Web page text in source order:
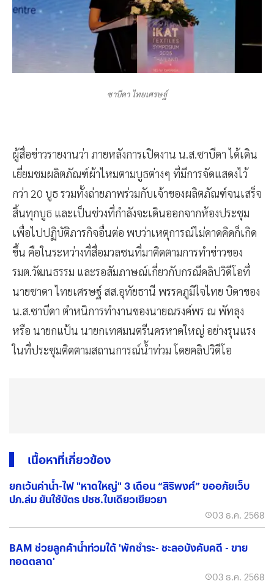
ซาบีดา ไทยเศรษฐ์
ผู้สื่อข่าวรายงานว่า ภายหลังการเปิดงาน น.ส.ซาบีดา ได้เดิน
เยี่ยมชมผลิตภัณฑ์ผ้าไหมตามบูธต่างๆ ที่มีการจัดแสดงไว้
กว่า 20 บูธ รวมทั้งถ่ายภาพร่วมกับเจ้าของผลิตภัณฑ์จนเสร็จ
สิ้นทุกบูธ และเป็นช่วงที่กำลังจะเดินออกจากห้องประชุม
เพื่อไปปฏิบัติภารกิจอื่นต่อ พบว่าเหตุการณ์ไม่คาดคิดก็เกิด
ขึ้น คือในระหว่างที่สื่อมวลชนที่มาติดตามการทำข่าวของ
รมต.วัฒนธรรม และรอสัมภาษณ์เกี่ยวกับกรณีคลิปวิดีโอที่
นายชาดา ไทยเศรษฐ์ สส.อุทัยธานี พรรคภูมิใจไทย บิดาของ
น.ส.ซาบีดา ตำหนิการทำงานของนายณรงค์พร ณ พัทลุง
หรือ นายกแป้น นายกเทศมนตรีนครหาดใหญ่ อย่างรุนแรง
ในที่ประชุมติดตามสถานการณ์น้ำท่วม โดยคลิปวิดีโอ
เนื้อหาที่เกี่ยวข้อง
ยกเว้นค่าน้ำ-ไฟ "หาดใหญ่" 3 เดือน “สิริพงศ์” ขออภัยเว็บ
ปภ.ล่ม ยันใช้บัตร ปชช.ใบเดียวเยียวยา
03 ธ.ค. 2568
BAM ช่วยลูกค้าน้ำท่วมใต้ 'พักชำระ- ชะลอบังคับคดี - ขาย
ทอดตลาด'
03 ธ.ค. 2568